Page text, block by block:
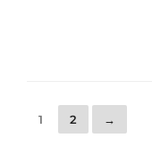
1 2 →